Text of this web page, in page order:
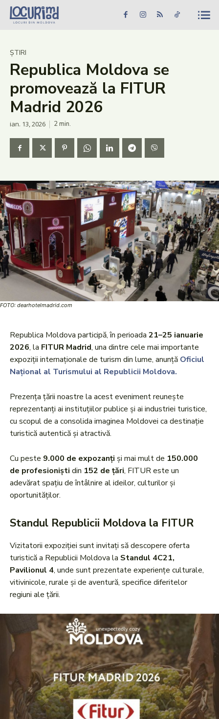
Caută în site... Căutare
Știri
Evenimente
Dezvoltare rurală
Vinării
Patrimoniu
Produs Acasă
ȘTIRI
Republica Moldova se
promovează la FITUR
Madrid 2026
ian. 13, 2026 2min.
FOTO: dearhotelmadrid.com
Republica Moldova participă, în perioada 21–25 ianuarie
2026, la FITUR Madrid, una dintre cele mai importante
expoziții internaționale de turism din lume, anunță Oficiul
Național al Turismului al Republicii Moldova.
Prezența țării noastre la acest eveniment reunește
reprezentanți ai instituțiilor publice și ai industriei turistice,
cu scopul de a consolida imaginea Moldovei ca destinație
turistică autentică și atractivă.
Cu peste 9.000 de expozanți și mai mult de 150.000
de profesioniști din 152 de țări, FITUR este un
adevărat spațiu de întâlnire al ideilor, culturilor și
oportunităților.
Standul Republicii Moldova la FITUR
Vizitatorii expoziției sunt invitați să descopere oferta
turistică a Republicii Moldova la Standul 4C21,
Pavilionul 4, unde sunt prezentate experiențe culturale,
vitivinicole, rurale și de aventură, specifice diferitelor
regiuni ale țării.